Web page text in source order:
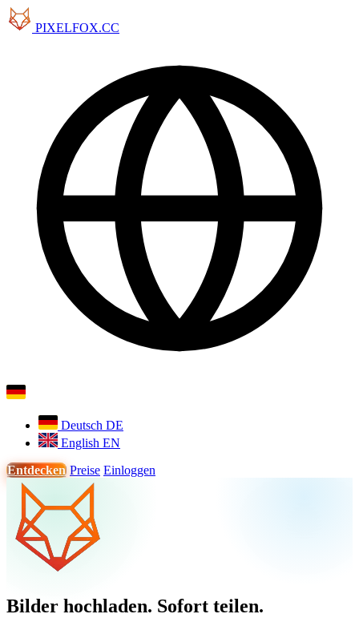
PIXELFOX.CC
Deutsch DE
English EN
Entdecken Preise Einloggen
NACHTLICHT WEBP
Bilder hochladen. Sofort teilen.